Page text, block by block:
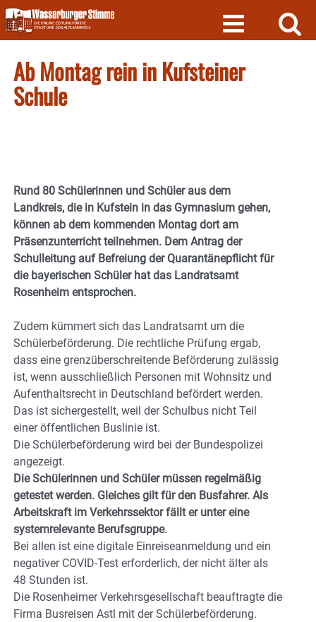
Skip
to
content
Ab Montag rein in Kufsteiner
Schule
Rund 80 Schülerinnen und Schüler aus dem
Landkreis, die in Kufstein in das Gymnasium gehen,
können ab dem kommenden Montag dort am
Präsenzunterricht teilnehmen. Dem Antrag der
Schulleitung auf Befreiung der Quarantänepflicht für
die bayerischen Schüler hat das Landratsamt
Rosenheim entsprochen.
Zudem kümmert sich das Landratsamt um die
Schülerbeförderung. Die rechtliche Prüfung ergab,
dass eine grenzüberschreitende Beförderung zulässig
ist, wenn ausschließlich Personen mit Wohnsitz und
Aufenthaltsrecht in Deutschland befördert werden.
Das ist sichergestellt, weil der Schulbus nicht Teil
einer öffentlichen Buslinie ist.
Die Schülerbeförderung wird bei der Bundespolizei
angezeigt.
Die Schülerinnen und Schüler müssen regelmäßig
getestet werden. Gleiches gilt für den Busfahrer. Als
Arbeitskraft im Verkehrssektor fällt er unter eine
systemrelevante Berufsgruppe.
Bei allen ist eine digitale Einreiseanmeldung und ein
negativer COVID-Test erforderlich, der nicht älter als
48 Stunden ist.
Die Rosenheimer Verkehrsgesellschaft beauftragte die
Firma Busreisen Astl mit der Schülerbeförderung.